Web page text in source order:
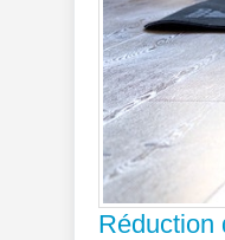
Réduction